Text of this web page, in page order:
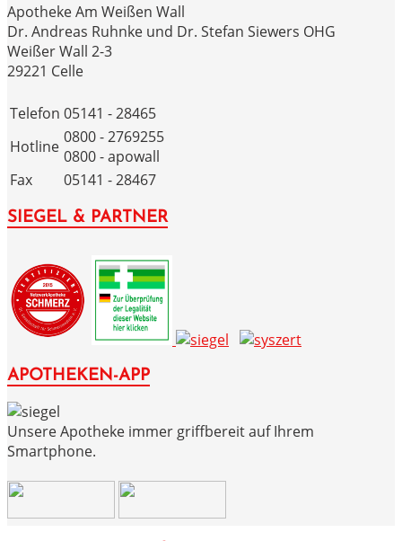
Apotheke Am Weißen Wall
Dr. Andreas Ruhnke und Dr. Stefan Siewers OHG
Weißer Wall 2-3
29221 Celle
Telefon 05141 - 28465
Hotline 0800 - 2769255
0800 - apowall
Fax
05141 - 28467
SIEGEL & PARTNER
APOTHEKEN-APP
Unsere Apotheke immer griffbereit auf Ihrem
Smartphone.